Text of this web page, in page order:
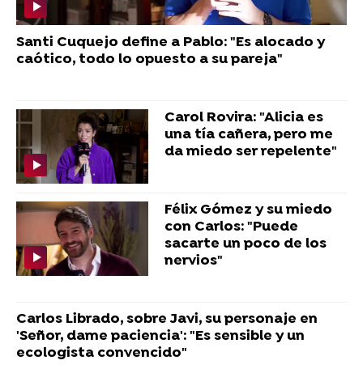
Santi Cuquejo define a Pablo: "Es alocado y
caótico, todo lo opuesto a su pareja"
Carol Rovira: "Alicia es
una tía cañera, pero me
da miedo ser repelente"
Félix Gómez y su miedo
con Carlos: "Puede
sacarte un poco de los
nervios"
Carlos Librado, sobre Javi, su personaje en
'Señor, dame paciencia': "Es sensible y un
ecologista convencido"